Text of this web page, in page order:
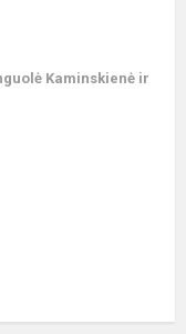
Kaminskienė ir